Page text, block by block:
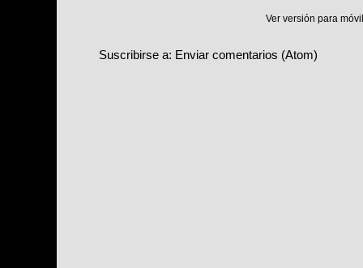
Ver versión para
Suscribirse a: Enviar comentarios (Atom)